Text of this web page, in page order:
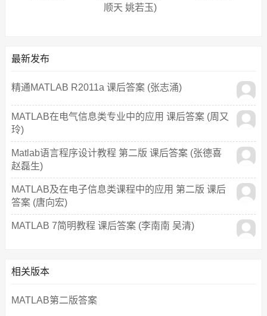
顺天 姚若玉)
最新发布
精通MATLAB R2011a 课后答案 (张志涌)
MATLAB在电气信息类专业中的应用 课后答案 (周又
玲)
Matlab语言程序设计教程 第二版 课后答案 (张德喜
赵磊生)
MATLAB及在电子信息类课程中的应用 第二版 课后
答案 (唐向宏)
MATLAB 7简明教程 课后答案 (李南南 吴清)
相关版本
MATLAB第二版答案